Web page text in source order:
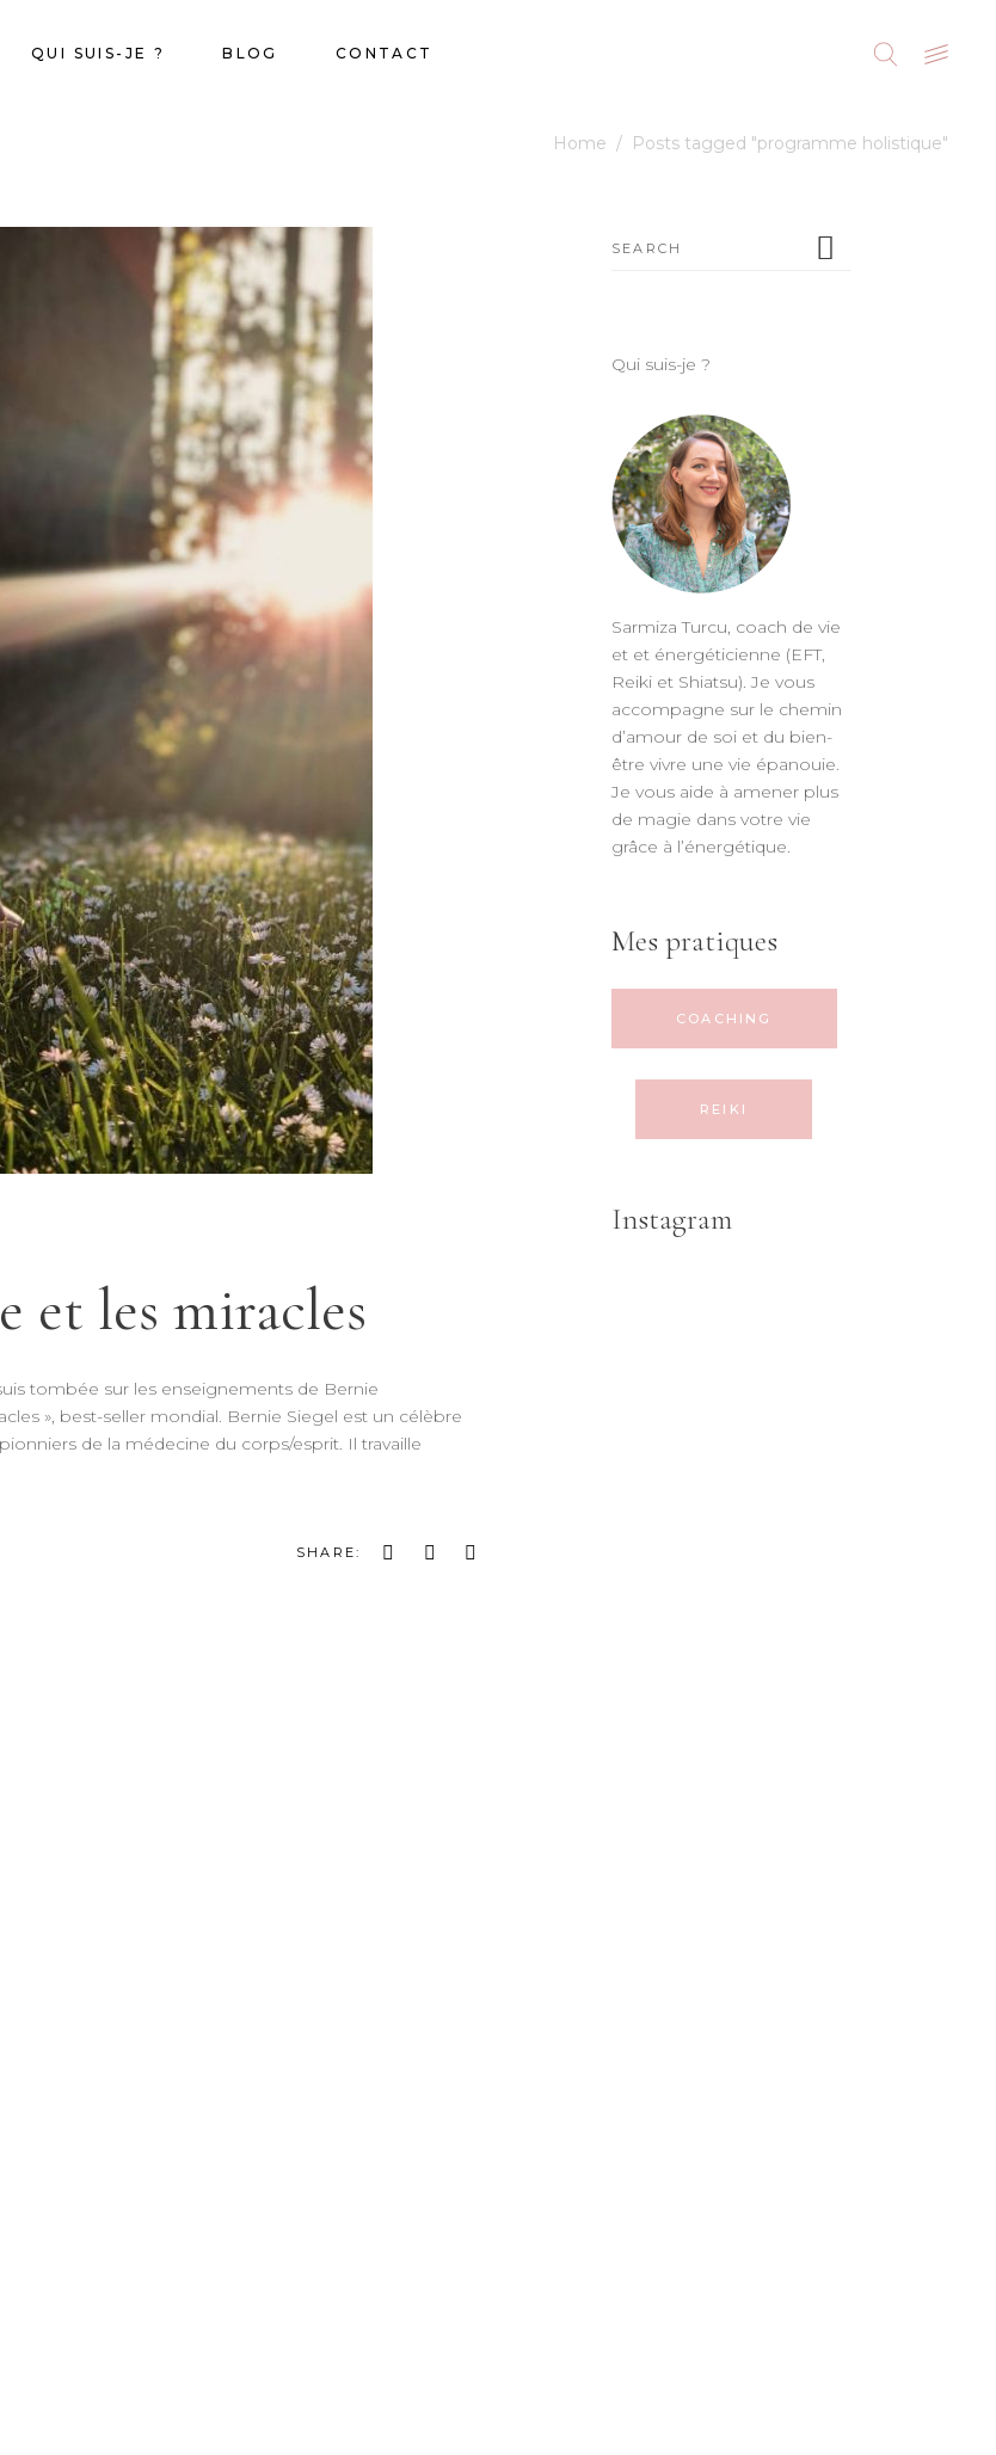
QUI SUIS-JE ? BLOG CONTACT
Home / Posts tagged "programme holistique"
et les miracles
tombée sur les enseignements de Bernie
», best-seller mondial. Bernie Siegel est un célèbre
de la médecine du corps/esprit. Il travaille
SHARE:
Search
Qui suis-je ?
Sarmiza Turcu, coach de vie
et et énergéticienne (EFT,
Reiki et Shiatsu). Je vous
accompagne sur le chemin
d’amour de soi et du bien-
être vivre une vie épanouie.
Je vous aide à amener plus
de magie dans votre vie
grâce à l’énergétique.
Mes pratiques
COACHING
REIKI
Instagram